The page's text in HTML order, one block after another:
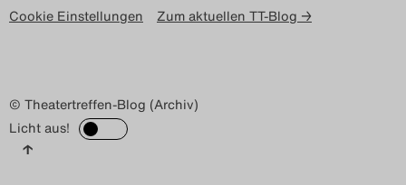
Cookie Einstellungen
Zum aktuellen TT-Blog →
© Theatertreffen-Blog (Archiv)
Licht aus!
↑